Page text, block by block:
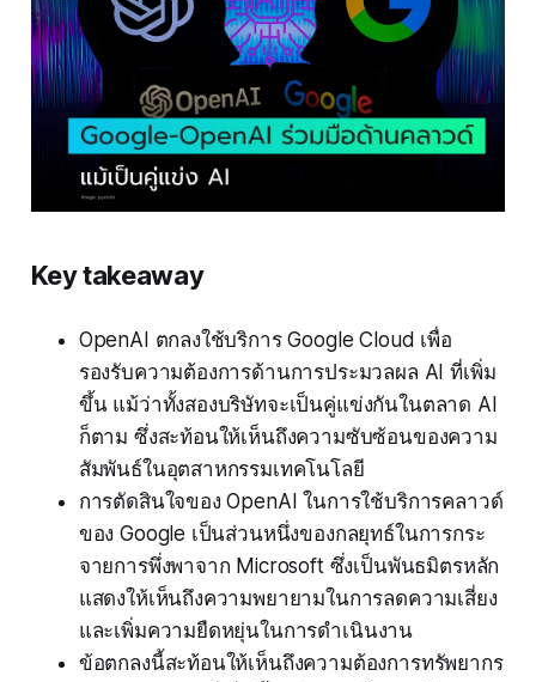
Key takeaway
OpenAI ตกลงใช้บริการ Google Cloud เพื่อ
รองรับความต้องการด้านการประมวลผล AI ที่เพิ่ม
ขึ้น แม้ว่าทั้งสองบริษัทจะเป็นคู่แข่งกันในตลาด AI
ก็ตาม ซึ่งสะท้อนให้เห็นถึงความซับซ้อนของความ
สัมพันธ์ในอุตสาหกรรมเทคโนโลยี
การตัดสินใจของ OpenAI ในการใช้บริการคลาวด์
ของ Google เป็นส่วนหนึ่งของกลยุทธ์ในการกระ
จายการพึ่งพาจาก Microsoft ซึ่งเป็นพันธมิตรหลัก
แสดงให้เห็นถึงความพยายามในการลดความเสี่ยง
และเพิ่มความยืดหยุ่นในการดำเนินงาน
ข้อตกลงนี้สะท้อนให้เห็นถึงความต้องการทรัพยากร